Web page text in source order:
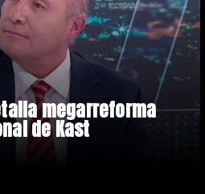
megarreforma
de Kast